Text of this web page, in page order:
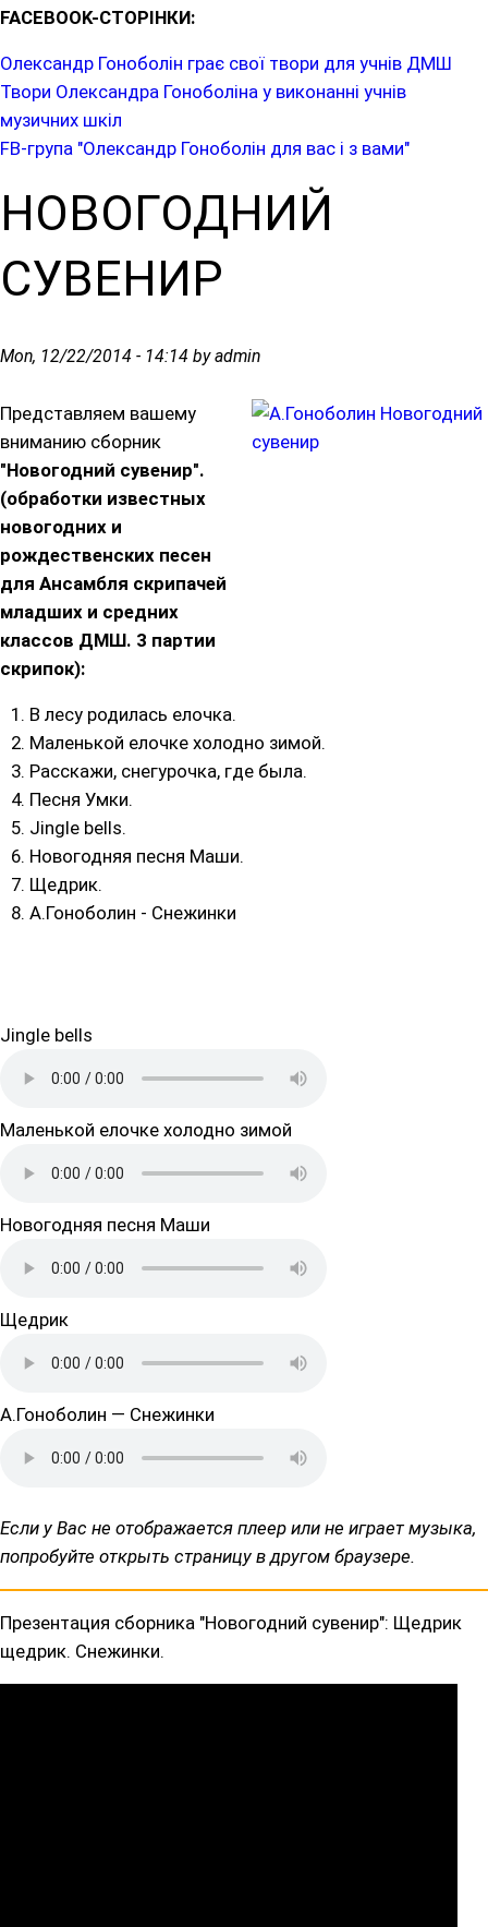
FACEBOOK-СТОРІНКИ:
Олександр Гоноболін грає свої твори для учнів ДМШ
Твори Олександра Гоноболіна у виконанні учнів
музичних шкіл
FB-група "Олександр Гоноболін для вас і з вами"
НОВОГОДНИЙ
СУВЕНИР
Mon, 12/22/2014 - 14:14 by admin
Представляем вашему
вниманию сборник
"Новогодний сувенир".
(обработки известных
новогодних и
рождественских песен
для Ансамбля скрипачей
младших и средних
классов ДМШ. 3 партии
скрипок):
В лесу родилась елочка.
Маленькой елочке холодно зимой.
Расскажи, снегурочка, где была.
Песня Умки.
Jingle bells.
Новогодняя песня Маши.
Щедрик.
А.Гоноболин - Снежинки
Jingle bells
Маленькой елочке холодно зимой
Новогодняя песня Маши
Щедрик
А.Гоноболин — Снежинки
Если у Вас не отображается плеер или не играет музыка,
попробуйте открыть страницу в другом браузере.
Презентация сборника "Новогодний сувенир": Щедрик
щедрик. Снежинки.